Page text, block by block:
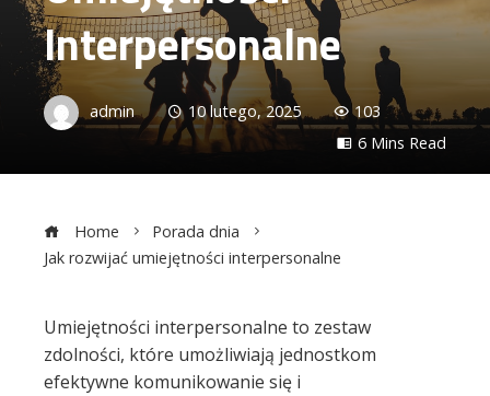
Interpersonalne
admin 10 lutego, 2025
103
6 Mins Read
Home
Porada dnia
Jak rozwijać umiejętności interpersonalne
Umiejętności interpersonalne to zestaw
zdolności, które umożliwiają jednostkom
efektywne komunikowanie się i